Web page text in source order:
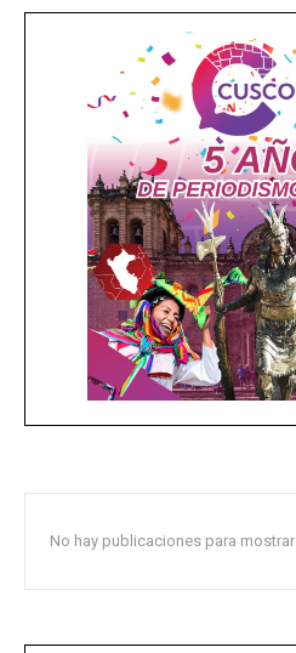
No hay publicaciones para mostrar